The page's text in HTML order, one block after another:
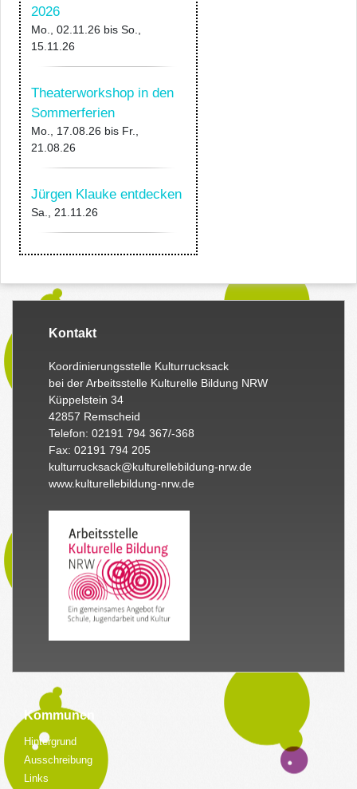
2026
Mo., 02.11.26 bis So.,
15.11.26
Theaterworkshop in den
Sommerferien
Mo., 17.08.26 bis Fr.,
21.08.26
Jürgen Klauke entdecken
Sa., 21.11.26
Kontakt
Koordinierungsstelle Kulturrucksack
bei der Arbeitsstelle Kulturelle Bildung NRW
Küppelstein 34
42857 Remscheid
Telefon: 02191 794 367/-368
Fax: 02191 794 205
kulturrucksack@kulturellebildung-nrw.de
www.kulturellebildung-nrw.de
Kommunen
Hintergrund
Ausschreibung
Links